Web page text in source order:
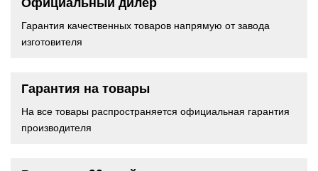
Гарантия качественных товаров напрямую от завода
изготовителя
Гарантия на товары
На все товары распространяется официальная гарантия
производителя